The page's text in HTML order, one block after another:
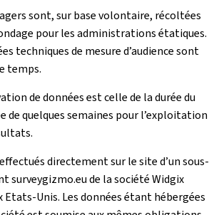
sont, sur base volontaire, récoltées
pour les administrations étatiques.
techniques de mesure d’audience sont
temps.
de données est celle de la durée du
de quelques semaines pour l’exploitation
directement sur le site d’un sous-
de la société Widgix
Unis. Les données étant hébergées